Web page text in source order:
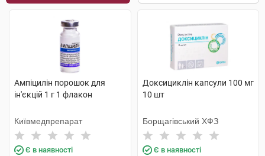
Ампіцилін порошок для
ін'єкцій 1 г 1 флакон
Київмедпрепарат
Є в наявності
Доксициклін капсули 100 мг
10 шт
Борщагівський ХФЗ
Є в наявності